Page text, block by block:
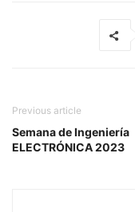
Previous article
Semana de Ingeniería
ELECTRÓNICA 2023